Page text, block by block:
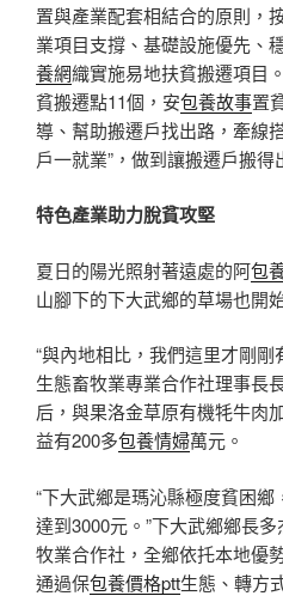
置與產業配套相結合的原則，
業項目支撐、基礎設施優先、
養網織實施易地扶貧搬遷項目
貧搬遷點11個，安包養故事置
導、幫助搬遷戶找出路，牽線
戶一就業”，做到讓搬遷戶搬得
特色產業助力脫貧攻堅
夏日的陽光照射著遠處的阿包
山腳下的下大武鄉的草場也開
“與內地相比，我們這里才剛
生態畜牧業專業合作社理事長
后，與果洛金草原有機牦牛肉
益有200多包養情婦萬元。
“下大武鄉是瑪沁縣極度貧困
達到3000元。”下大武鄉鄉長
牧業合作社，全鄉依托本地優
通過保包養價格ptt生態、轉方